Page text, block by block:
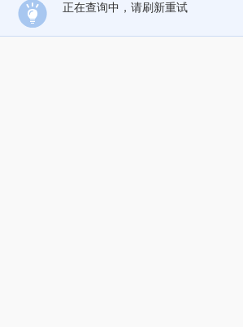
正在查询中，请刷新重试